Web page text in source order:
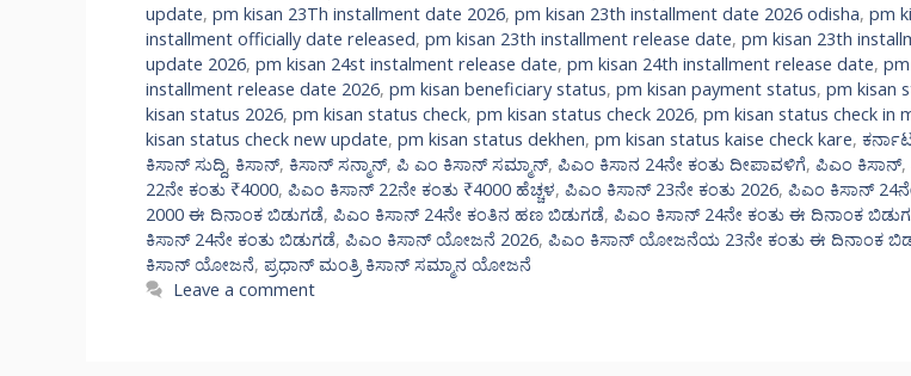
update, pm kisan 23Th installment date 2026, pm kisan 23th installment date 2026 odisha, pm
installment officially date released, pm kisan 23th installment release date, pm kisan 23th
update 2026, pm kisan 24st instalment release date, pm kisan 24th installment release date,
installment release date 2026, pm kisan beneficiary status, pm kisan payment status, pm kisan
kisan status 2026, pm kisan status check, pm kisan status check 2026, pm kisan status check in
kisan status check new update, pm kisan status dekhen, pm kisan status kaise check kare,
ಕಿಸಾನ್ ಸುದ್ದಿ, ಕಿಸಾನ್, ಕಿಸಾನ್ ಸನ್ಮಾನ್, ಪಿ ಎಂ ಕಿಸಾನ್ ಸಮ್ಮಾನ್, ಪಿಎಂ ಕಿಸಾನ 24ನೇ ಕಂತು ದೀಪಾವಳಿಗೆ, ಪಿಎಂ ಕಿಸಾನ್,
22ನೇ ಕಂತು ₹4000, ಪಿಎಂ ಕಿಸಾನ್ 22ನೇ ಕಂತು ₹4000 ಹೆಚ್ಚಳ, ಪಿಎಂ ಕಿಸಾನ್ 23ನೇ ಕಂತು 2026, ಪಿಎಂ ಕಿಸಾನ್
2000 ಈ ದಿನಾಂಕ ಬಿಡುಗಡೆ, ಪಿಎಂ ಕಿಸಾನ್ 24ನೇ ಕಂತಿನ ಹಣ ಬಿಡುಗಡೆ, ಪಿಎಂ ಕಿಸಾನ್ 24ನೇ ಕಂತು ಈ ದಿನಾಂಕ
ಕಿಸಾನ್ 24ನೇ ಕಂತು ಬಿಡುಗಡೆ, ಪಿಎಂ ಕಿಸಾನ್ ಯೋಜನೆ 2026, ಪಿಎಂ ಕಿಸಾನ್ ಯೋಜನೆಯ 23ನೇ ಕಂತು ಈ ದಿನಾಂಕ
ಕಿಸಾನ್ ಯೋಜನೆ, ಪ್ರಧಾನ್ ಮಂತ್ರಿ ಕಿಸಾನ್ ಸಮ್ಮಾನ ಯೋಜನೆ
Leave a comment